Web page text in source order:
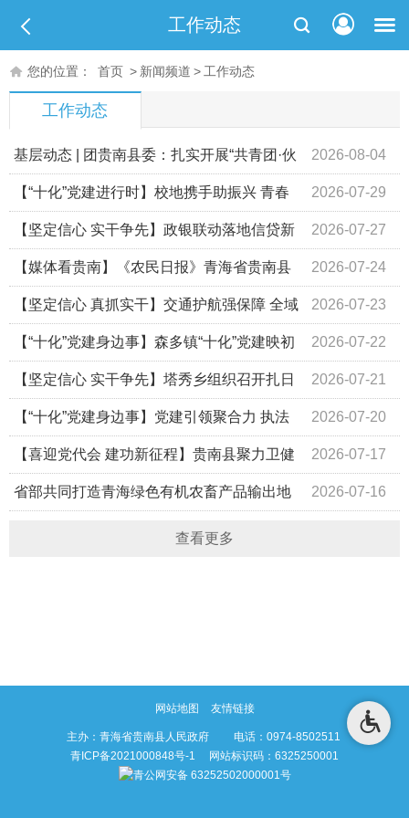
工作动态
您的位置： 首页 > 新闻频道 > 工作动态
工作动态
2026-08-04
基层动态 | 团贵南县委：扎实开展“共青团·伙
伴计划”暑期青少年托管服务 2026-07-29
【“十化”党建进行时】校地携手助振兴 青春
赋能暖乡村 2026-07-27
【坚定信心 实干争先】政银联动落地信贷新
政 金融赋能助力乡村振兴 2026-07-24
【媒体看贵南】《农民日报》青海省贵南县
治沙30年——从“沙进人退”到“绿进沙退” 2026-07-23
【坚定信心 真抓实干】交通护航强保障 全域
保畅优环境——县交通运输局多措并举筑牢各类活动道路通
行安全防线
2026-07-22
【“十化”党建身边事】森多镇“十化”党建映初
心 护航转场暖民心 2026-07-21
【坚定信心 实干争先】塔秀乡组织召开扎日
干村生态禁牧及草原法律法规宣讲大会 2026-07-20
【“十化”党建身边事】党建引领聚合力 执法
为民践初心——贵南县综合行政执法局下沉联点村开展主题
党日活动
2026-07-17
【喜迎党代会 建功新征程】贵南县聚力卫健
事业发展 交出民生保障满意答卷 2026-07-16
省部共同打造青海绿色有机农畜产品输出地
查看更多
网站地图 友情链接
主办：青海省贵南县人民政府 电话：0974-8502511
青ICP备2021000848号-1 网站标识码：6325250001
青公网安备 63252502000001号